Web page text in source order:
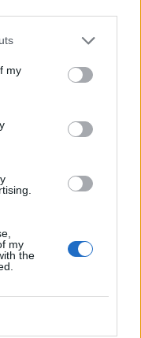
my
my
the
questo
la linea editoriale
I messaggi inclusi nei
dai singoli lettori che
filtro preventivo. I commenti
rimossi in automatico dal